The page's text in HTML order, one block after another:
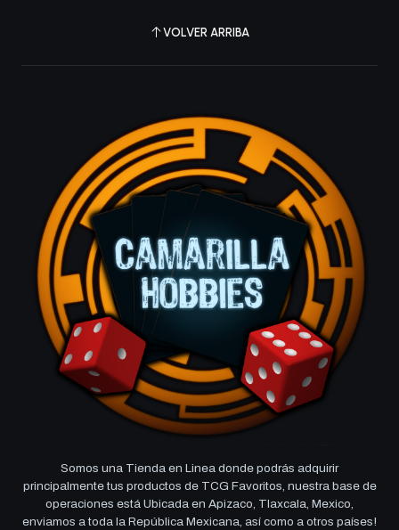
VOLVER ARRIBA
Somos una Tienda en Linea donde podrás adquirir
principalmente tus productos de TCG Favoritos, nuestra base de
operaciones está Ubicada en Apizaco, Tlaxcala, Mexico,
enviamos a toda la República Mexicana, así como a otros países!